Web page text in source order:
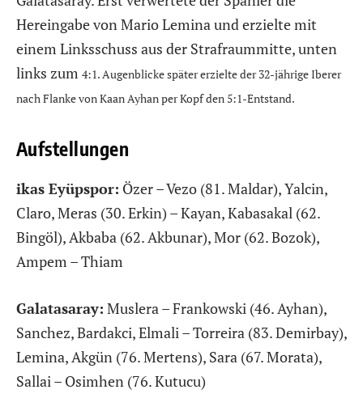
Hereingabe von Mario Lemina und erzielte mit
einem Linksschuss aus der Strafraummitte, unten
links zum 4:1. Augenblicke später erzielte der 32-jährige Iberer
nach Flanke von Kaan Ayhan per Kopf den 5:1-Entstand.
Aufstellungen
ikas Eyüpspor: Özer – Vezo (81. Maldar), Yalcin,
Claro, Meras (30. Erkin) – Kayan, Kabasakal (62.
Bingöl), Akbaba (62. Akbunar), Mor (62. Bozok),
Ampem – Thiam
Galatasaray: Muslera – Frankowski (46. Ayhan),
Sanchez, Bardakci, Elmali – Torreira (83. Demirbay),
Lemina, Akgün (76. Mertens), Sara (67. Morata),
Sallai – Osimhen (76. Kutucu)